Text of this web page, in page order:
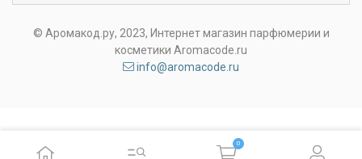
© Аромакод.ру, 2023, Интернет магазин парфюмерии и
косметики Aromacode.ru
info@aromacode.ru
0